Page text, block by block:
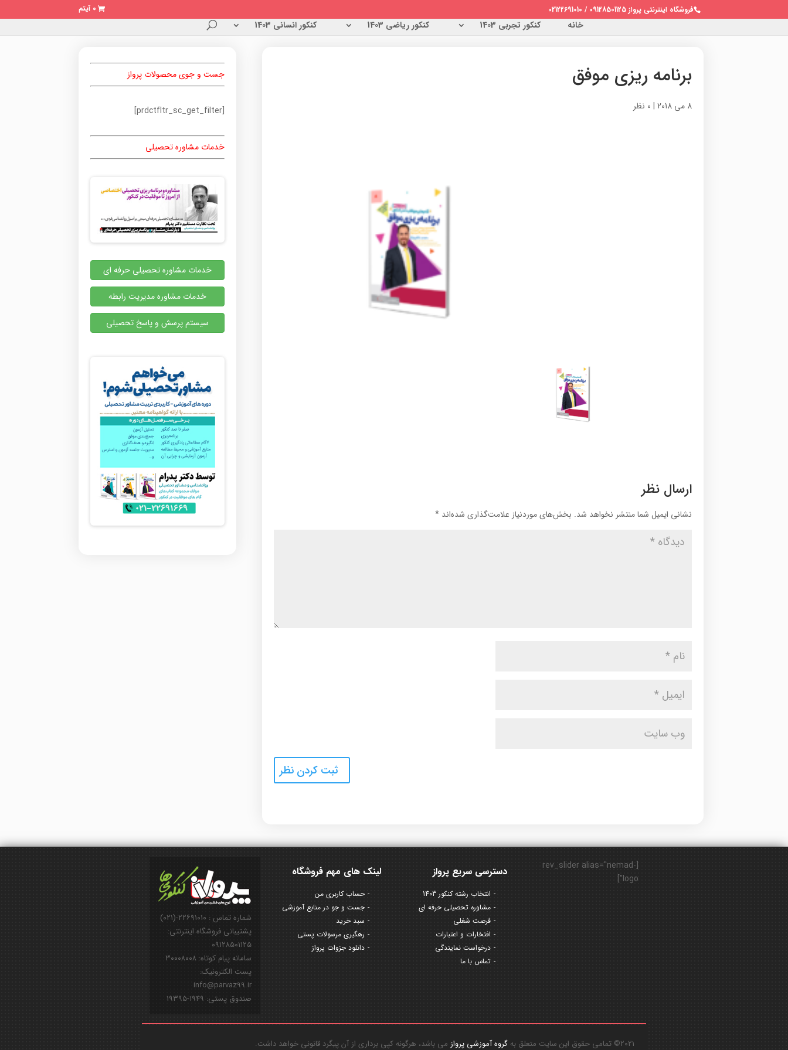
فروشگاه اینترنتی پرواز 09128501125 / 02122691010 0 آیتم
خانه کنکور تجربی 1403 کنکور ریاضی 1403 کنکور انسانی 1403
برنامه ریزی موفق
8 می 2018 | 0 نظر
ارسال نظر
نشانی ایمیل شما منتشر نخواهد شد. بخش‌های موردنیاز علامت‌گذاری شده‌اند*
جست و جوی محصولات پرواز
[prdctfltr_sc_get_filter]
خدمات مشاوره تحصیلی
خدمات مشاوره تحصیلی حرفه ای
خدمات مشاوره مدیریت رابطه
سیستم پرسش و پاسخ تحصیلی
شماره تماس : ۲۲۶۹۱۰۱۰-(۰۲۱)
پشتیبانی فروشگاه اینترنتی:
۰۹۱۲۸۵۰۱۱۲۵
سامانه پیام کوتاه: ۳۰۰۰۸۰۰۸
پست الکترونیک:
info@parvaz99.ir
صندوق پستی: ۱۹۴۹-۱۹۳۹۵
لینک های مهم فروشگاه
حساب کاربری من
جست و جو در منابع آموزشی
سبد خرید
رهگیری مرسولات پستی
دانلود جزوات پرواز
دسترسی سریع پرواز
انتخاب رشته کنکور 1403
مشاوره تحصیلی حرفه ای
فرصت شغلی
افتخارات و اعتبارات
درخواست نمایندگی
تماس با ما
[rev_slider alias="nemad-
logo"]
2021© تمامی حقوق این سایت متعلق به گروه آموزشی پرواز می باشد، هرگونه کپی برداری از آن پیگرد قانونی خواهد داشت.